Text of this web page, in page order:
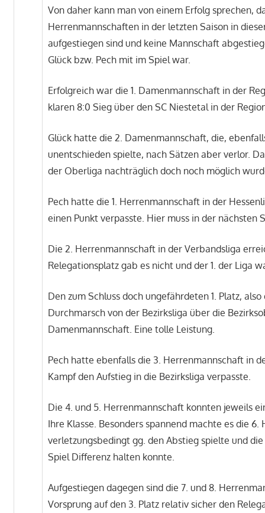
Von daher kann man von einem Erfolg sprechen,
Herrenmannschaften in der letzten Saison in
aufgestiegen sind und keine Mannschaft
Glück bzw. Pech mit im Spiel war.
Erfolgreich war die 1. Damenmannschaft in der
klaren 8:0 Sieg über den SC Niestetal in der
Glück hatte die 2. Damenmannschaft, die,
unentschieden spielte, nach Sätzen aber verlor.
der Oberliga nachträglich doch noch möglich
Pech hatte die 1. Herrenmannschaft in der
einen Punkt verpasste. Hier muss in der nächsten
Die 2. Herrenmannschaft in der Verbandsliga
Relegationsplatz gab es nicht und der 1. der Liga
Den zum Schluss doch ungefährdeten 1. Platz,
Durchmarsch von der Bezirksliga über die
Damenmannschaft. Eine tolle Leistung.
Pech hatte ebenfalls die 3. Herrenmannschaft in
Kampf den Aufstieg in die Bezirksliga verpasste.
Die 4. und 5. Herrenmannschaft konnten jeweils
Ihre Klasse. Besonders spannend machte es die
verletzungsbedingt gg. den Abstieg spielte und
Spiel Differenz halten konnte.
Aufgestiegen dagegen sind die 7. und 8.
Vorsprung auf den 3. Platz relativ sicher den